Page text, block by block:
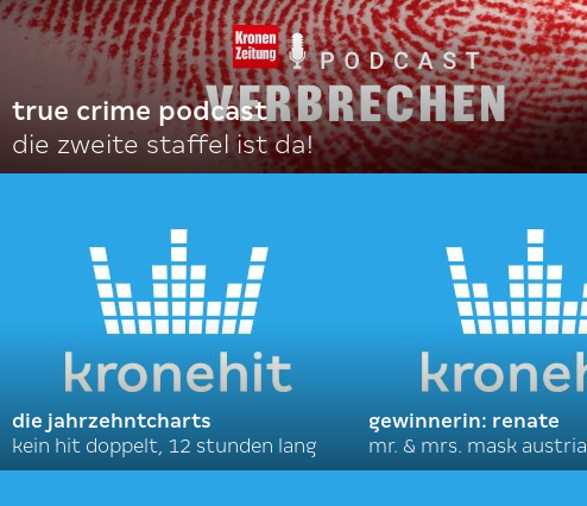
true crime podcast
die zweite staffel ist da!
die jahrzehntcharts
kein hit doppelt, 12 stunden lang
gewinnerin: renate
mr. & mrs. mask austria